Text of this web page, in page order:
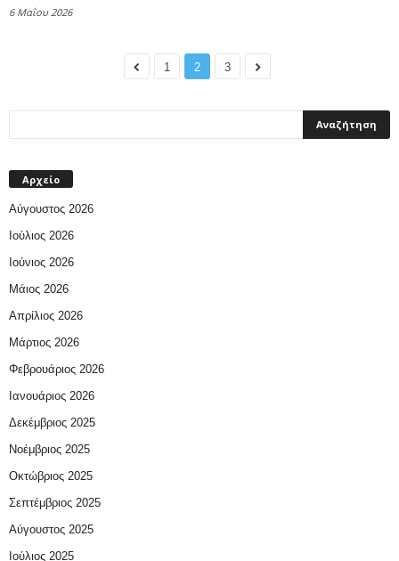
6 Μαΐου 2026
1 2 3
Αρχείο
Αύγουστος 2026
Ιούλιος 2026
Ιούνιος 2026
Μάιος 2026
Απρίλιος 2026
Μάρτιος 2026
Φεβρουάριος 2026
Ιανουάριος 2026
Δεκέμβριος 2025
Νοέμβριος 2025
Οκτώβριος 2025
Σεπτέμβριος 2025
Αύγουστος 2025
Ιούλιος 2025